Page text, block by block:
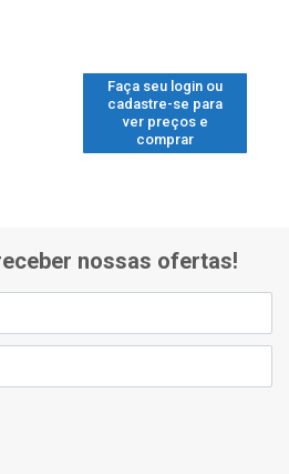
Faça seu login ou
cadastre-se para
ver preços e
comprar
nossas ofertas!